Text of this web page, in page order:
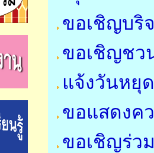
ขอเชิญบริ
ขอเชิญชว
แจ้งวันหยุ
ขอแสดงค
ขอเชิญร่ว